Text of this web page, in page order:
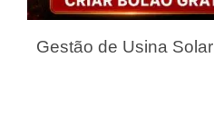
Gestão de Usina Solar